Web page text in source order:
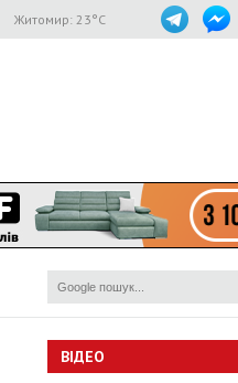
Житомир: 23°C
ВІДЕО